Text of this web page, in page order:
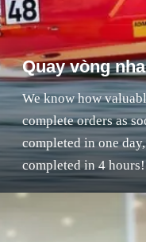
Quay vòng
We know how
complete orders as
completed in one
completed in 4 hours!